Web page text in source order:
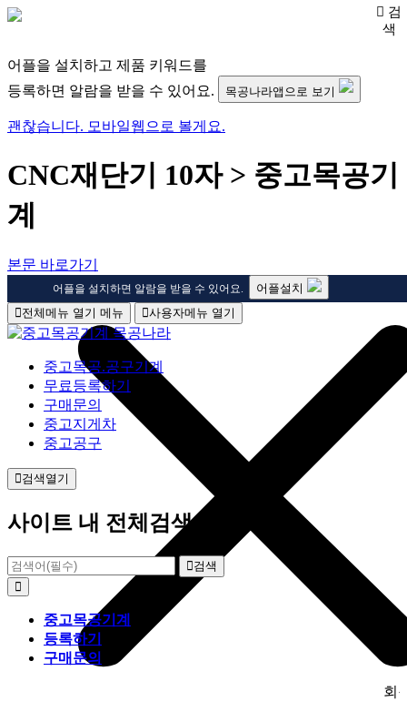
어플을 설치하고 제품 키워드를
등록하면 알람을 받을 수 있어요.
목공나라앱으로 보기
괜찮습니다. 모바일웹으로 볼게요.
CNC재단기 10자 > 중고목공기
계
본문 바로가기
어플을 설치하면 알람을 받을 수 있어요.
어플설치
전체메뉴 열기 메뉴 사용자메뉴 열기
중고목공.공구기계
무료등록하기
구매문의
중고지게차
중고공구
검색열기
사이트 내 전체검색
검색
중고목공기계
등록하기
구매문의
회원가입
검
색